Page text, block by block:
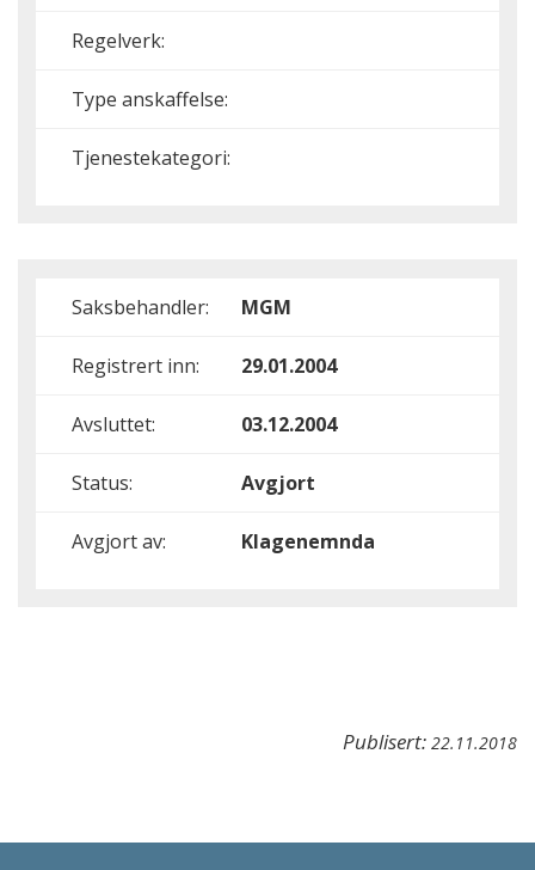
Regelverk:
Type anskaffelse:
Tjenestekategori:
Saksbehandler: MGM
Registrert inn: 29.01.2004
Avsluttet: 03.12.2004
Status: Avgjort
Avgjort av: Klagenemnda
Publisert: 22.11.2018